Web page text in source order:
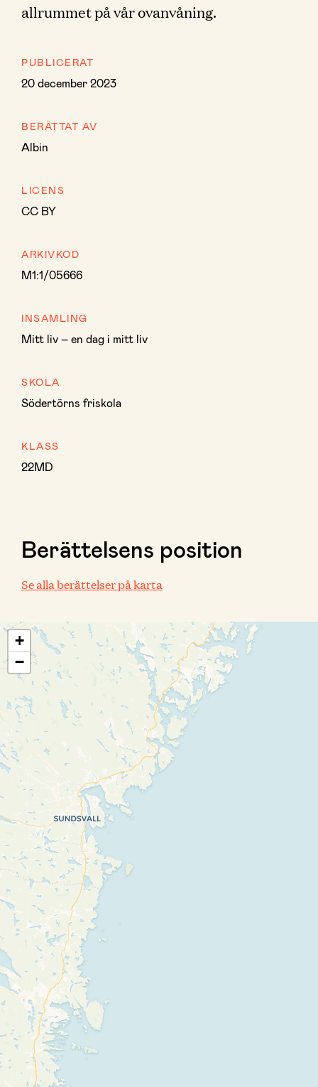
allrummet på vår ovanvåning.
PUBLICERAT
20 december 2023
BERÄTTAT AV
Albin
LICENS
CC BY
ARKIVKOD
M1:1/05666
INSAMLING
Mitt liv – en dag i mitt liv
SKOLA
Södertörns friskola
KLASS
22MD
Berättelsens position
Se alla berättelser på karta
+
−